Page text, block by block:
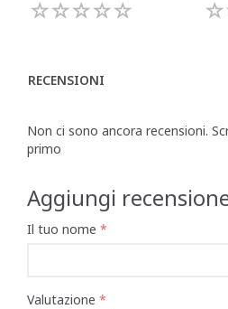
RECENSIONI
Non ci sono ancora recensioni.
primo
Aggiungi
Il tuo nome
Valutazione